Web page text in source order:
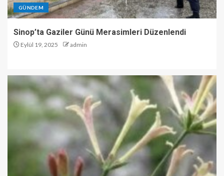
GÜNDEM
Sinop’ta Gaziler Günü Merasimleri Düzenlendi
Eylül 19, 2025 admin